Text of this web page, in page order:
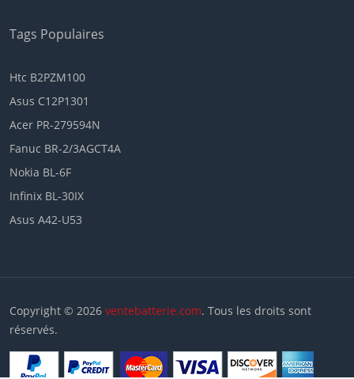
Tags Populaires
Htc B2PZM100
Asus C12P1301
Acer PR-279594N
Fanuc BR-2/3AGCT4A
Nokia BL-6F
Infinix BL-30IX
Asus A42-U53
Copyright © 2026 ventebatterie.com. Tous les droits sont
réservés.